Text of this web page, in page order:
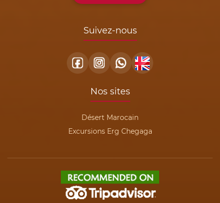
Suivez-nous
Nos sites
Désert Marocain
Excursions Erg Chegaga